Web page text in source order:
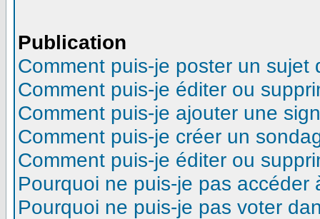
Publication
Comment puis-je poster un sujet
Comment puis-je éditer ou
Comment puis-je ajouter une
Comment puis-je créer un
Comment puis-je éditer ou
Pourquoi ne puis-je pas accéder
Pourquoi ne puis-je pas voter